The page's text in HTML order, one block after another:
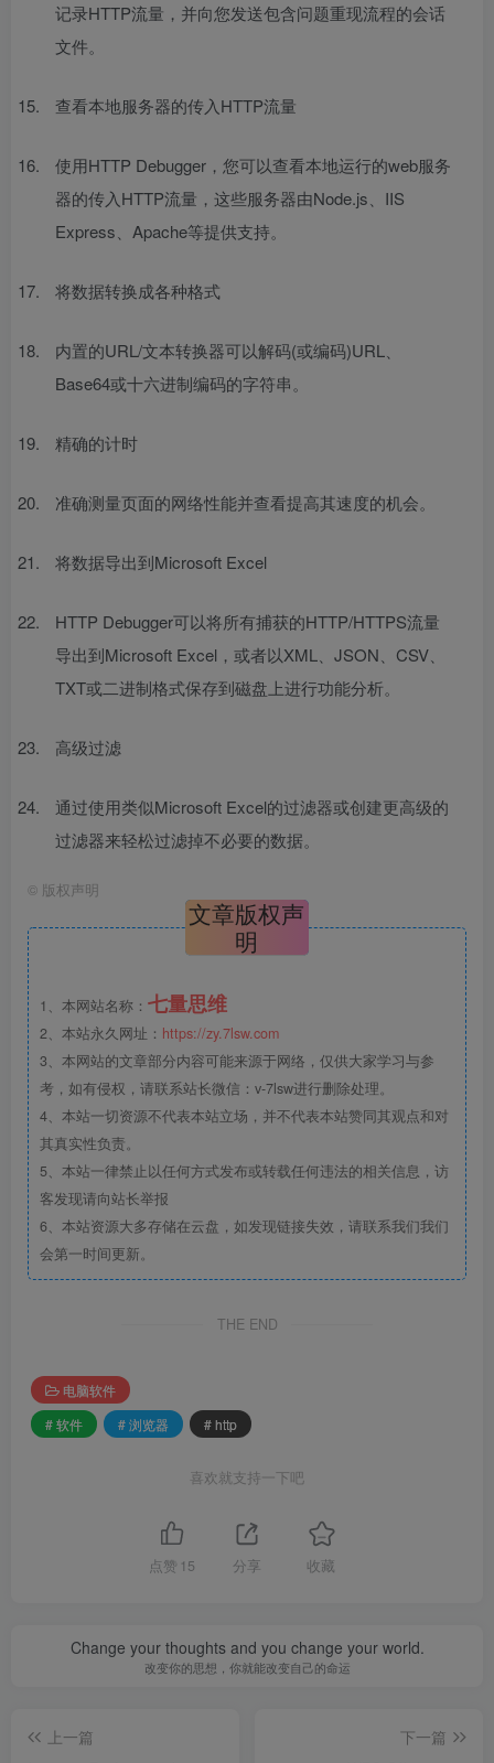
记录HTTP流量，并向您发送包含问题重现流程的会话
文件。
查看本地服务器的传入HTTP流量
使用HTTP Debugger，您可以查看本地运行的web服务
器的传入HTTP流量，这些服务器由Node.js、IIS
Express、Apache等提供支持。
将数据转换成各种格式
内置的URL/文本转换器可以解码(或编码)URL、
Base64或十六进制编码的字符串。
精确的计时
准确测量页面的网络性能并查看提高其速度的机会。
将数据导出到Microsoft Excel
HTTP Debugger可以将所有捕获的HTTP/HTTPS流量
导出到Microsoft Excel，或者以XML、JSON、CSV、
TXT或二进制格式保存到磁盘上进行功能分析。
高级过滤
通过使用类似Microsoft Excel的过滤器或创建更高级的
过滤器来轻松过滤掉不必要的数据。
© 版权声明
文章版权声
明
1、本网站名称： 七量思维
2、本站永久网址： https://zy.7lsw.com
3、本网站的文章部分内容可能来源于网络，仅供大家学习与参
考，如有侵权，请联系站长微信：v-7lsw进行删除处理。
4、本站一切资源不代表本站立场，并不代表本站赞同其观点和对
其真实性负责。
5、本站一律禁止以任何方式发布或转载任何违法的相关信息，访
客发现请向站长举报
6、本站资源大多存储在云盘，如发现链接失效，请联系我们我们
会第一时间更新。
THE END
电脑软件
# 软件
# 浏览器 # http
喜欢就支持一下吧
点赞 15 分享 收藏
Change your thoughts and you change your world.
改变你的思想，你就能改变自己的命运
上一篇
下一篇